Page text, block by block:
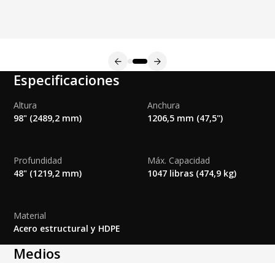
Especificaciones
Altura
98" (2489,2 mm)
Anchura
1206,5 mm (47,5")
Profundidad
48" (1219,2 mm)
Máx. Capacidad
1047 libras (474,9 kg)
Material
Acero estructural y HDPE
Medios